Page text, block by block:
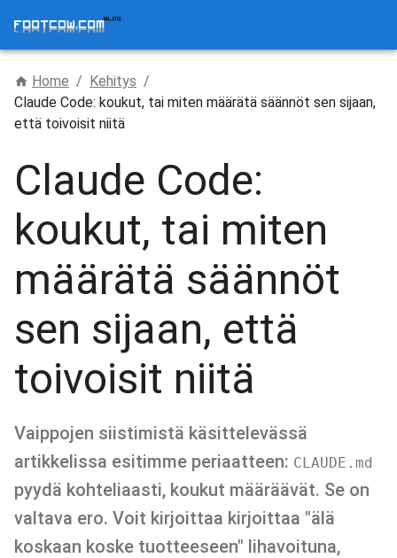
Home / Kehitys /
Claude Code: koukut, tai miten määrätä säännöt sen sijaan,
että toivoisit niitä
Claude Code:
koukut, tai miten
määrätä säännöt
sen sijaan, että
toivoisit niitä
Vaippojen siistimistä käsittelevässä
artikkelissa esitimme periaatteen: CLAUDE.md
pyydä kohteliaasti, koukut määräävät. Se on
valtava ero. Voit kirjoittaa kirjoittaa "älä
koskaan koske tuotteeseen" lihavoituna,